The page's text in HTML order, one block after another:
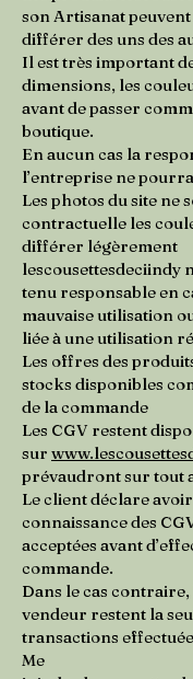
son Artisanat
différer des uns des
Il est très important
dimensions, les
avant de passer
boutique.
En aucun cas la
l’entreprise ne
Les photos du site ne
contractuelle les
différer légèrement
lescousettesdeciindy
tenu responsable en
mauvaise utilisation
liée à une utilisation
Les offres des
stocks disponibles
de la commande
Les CGV restent
sur
prévaudront sur tout
Le client déclare
connaissance des
acceptées avant
commande.
Dans le cas
vendeur restent la
transactions
Me